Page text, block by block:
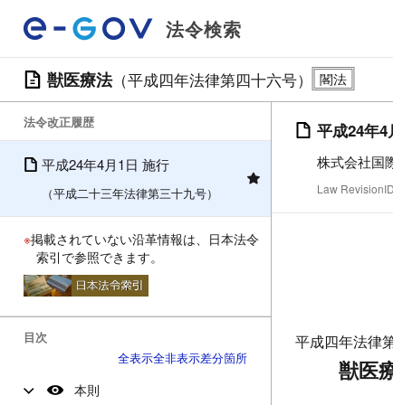
法令検索
獣医療法（平成四年法律第四十六号）
法令改正履歴
平成24年4月1日 施行
（平成二十三年法律第三十九号）
※掲載されていない沿革情報は、日本法令
索引で参照できます。
目次
全表示全非表示差分箇所
本則
平成24年
株式会社国
Law
平成四年法律
獣医